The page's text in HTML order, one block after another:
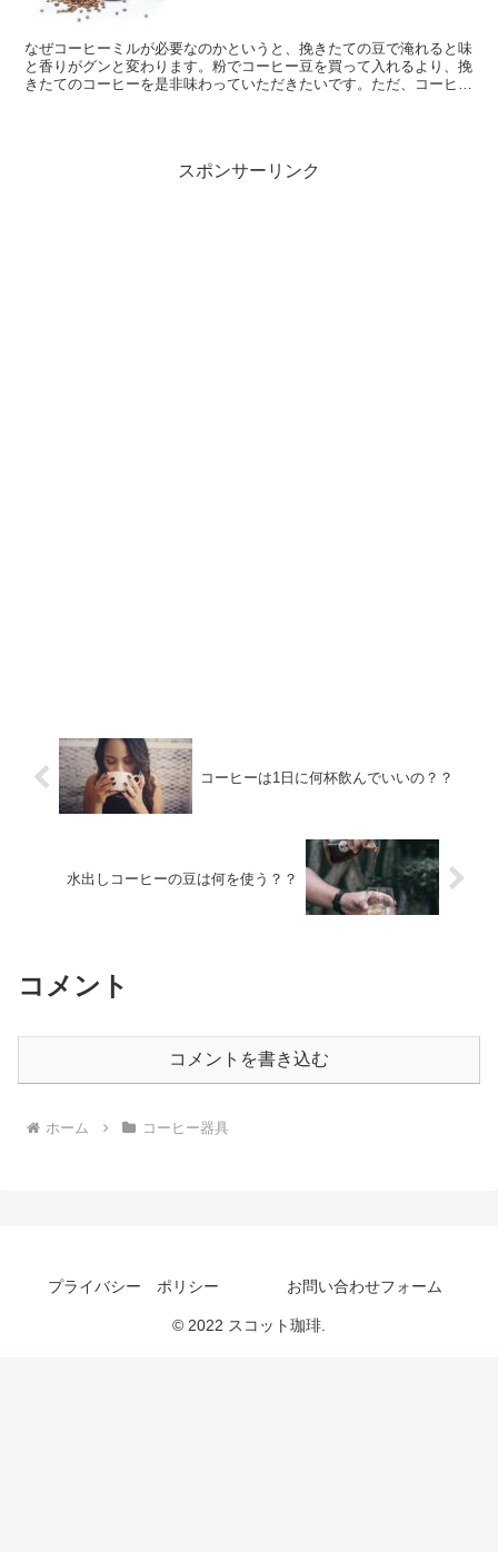
なぜコーヒーミルが必要なのかというと、挽きたての豆で淹れると味
と香りがグンと変わります。粉でコーヒー豆を買って入れるより、挽
きたてのコーヒーを是非味わっていただきたいです。ただ、コーヒー
スポンサーリンク
コーヒーは1日に何杯飲んでいいの？？
水出しコーヒーの豆は何を使う？？
コメント
コメントを書き込む
ホーム コーヒー器具
プライバシー ポリシー お問い合わせフォーム
© 2022 スコット珈琲.